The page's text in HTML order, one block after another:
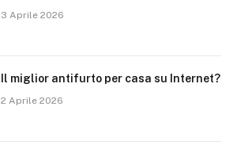
3 Aprile 2026
Il miglior antifurto per casa su Internet?
2 Aprile 2026